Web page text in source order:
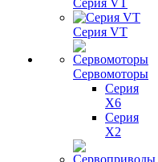
Серия VT
Серия VT
Сервомоторы
Серия
X6
Серия
X2